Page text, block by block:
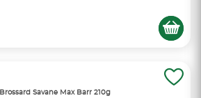
Brossard Savane Max Barr 210g